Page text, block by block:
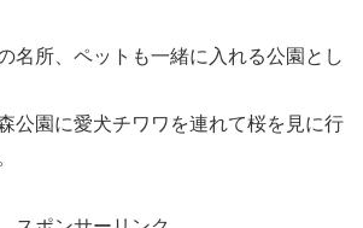
名所、ペットも一緒に入れる公園とし
公園に愛犬チワワを連れて桜を見に行